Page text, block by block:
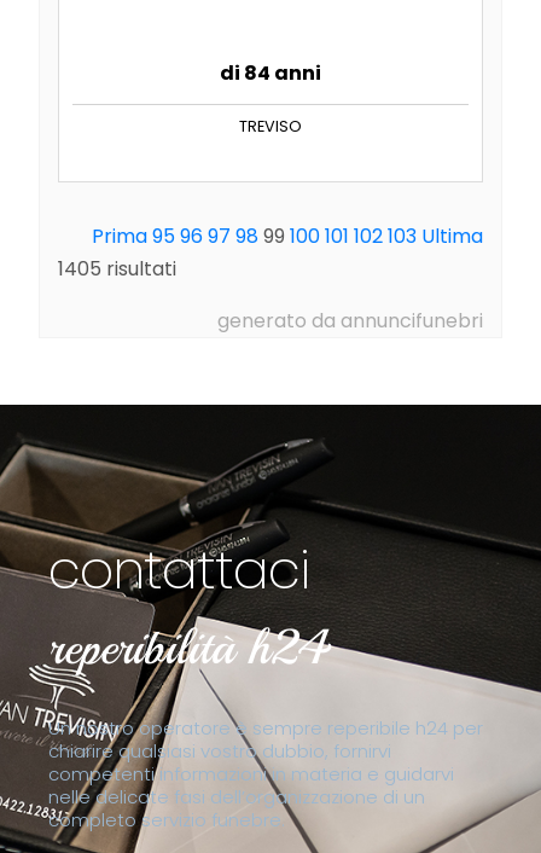
di 84 anni
TREVISO
Prima959697 9899 100101 102103 Ultima
1405 risultati
generato da annuncifunebri
contattaci
reperibilità h24
Un nostro operatore è sempre reperibile h24 per
chiarire qualsiasi vostro dubbio, fornirvi
competenti informazioni in materia e guidarvi
nelle delicate fasi dell’organizzazione di un
completo servizio funebre.